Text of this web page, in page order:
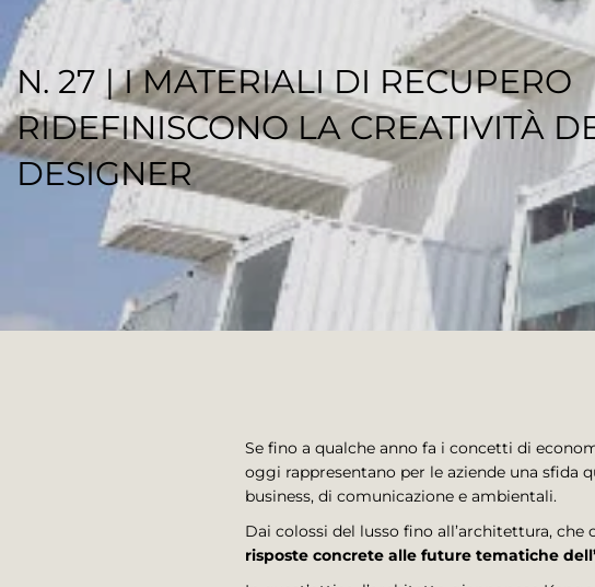
N. 27 | I MATERIALI DI RECUPERO
RIDEFINISCONO LA CREATIVITÀ
DESIGNER
REGENESI STAFF
Se fino a qualche anno fa i concetti di
oggi rappresentano per le aziende una
business, di comunicazione e ambientali.
Dai colossi del lusso fino all’architettura,
risposte concrete alle future tematiche